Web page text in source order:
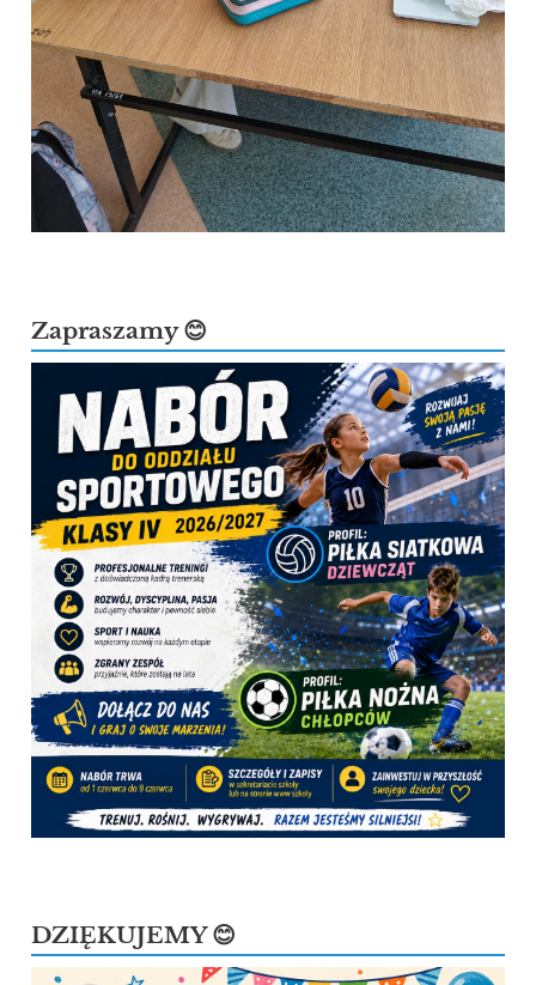
Zapraszamy 😊
DZIĘKUJEMY 😊